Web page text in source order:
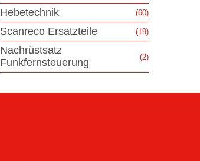
Hebetechnik (60)
Scanreco Ersatzteile (19)
Nachrüstsatz
Funkfernsteuerung
(2)